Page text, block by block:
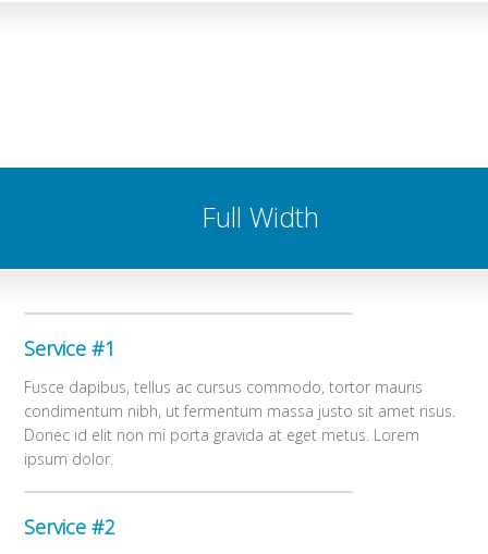
Full Width
Service #1
Fusce dapibus, tellus ac cursus commodo, tortor mauris
condimentum nibh, ut fermentum massa justo sit amet risus.
Donec id elit non mi porta gravida at eget metus. Lorem
ipsum dolor.
Service #2